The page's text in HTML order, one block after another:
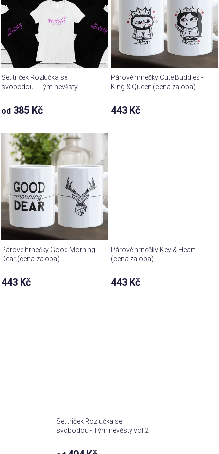
Set triček Rozlučka se
svobodou - Tým nevěsty
od 385 Kč
Párové hrnečky Cute Buddies -
King & Queen (cena za oba)
443 Kč
Párové hrnečky Good Morning
Dear (cena za oba)
443 Kč
Párové hrnečky Key & Heart
(cena za oba)
443 Kč
Set triček Rozlučka se
svobodou - Tým nevěsty vol.2